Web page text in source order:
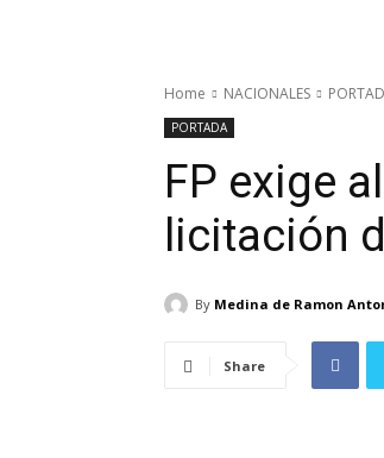
Home NACIONALES
PORTADA
FP exige
licitación
By Medina de Ramon
Share